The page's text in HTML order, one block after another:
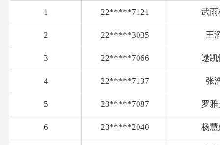
1 22*****7121 武雨
2 22*****3035 王
3 22*****7066 逯凯
4 22*****7137 张
5 23*****7087 罗雅
6 23*****2040 杨慧